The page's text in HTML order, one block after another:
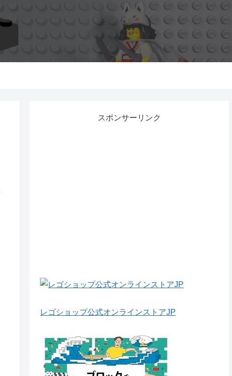
スポンサーリンク
レゴショップ公式オンラインストアJP